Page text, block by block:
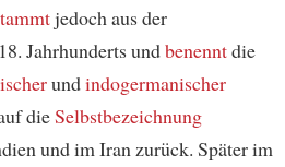
jedoch aus der
Jahrhunderts undbenenntdie
undindogermanischer
dieSelbstbezeichnung
und im Iran zurück. Später im